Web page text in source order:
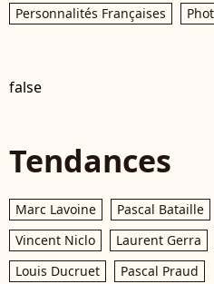
Personnalités Françaises
false
Tendances
Marc Lavoine Pascal Bataille
Vincent Niclo
Laurent Gerra
Louis Ducruet
Pascal Praud